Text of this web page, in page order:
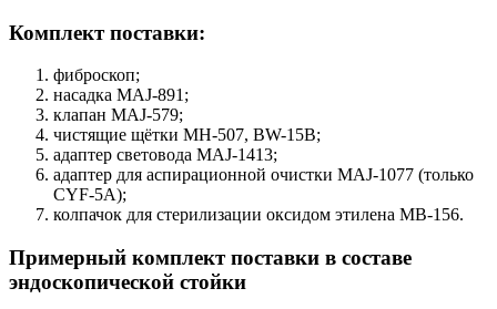
Комплект поставки:
фиброскоп;
насадка MAJ-891;
клапан MAJ-579;
чистящие щётки MH-507, BW-15B;
адаптер световода MAJ-1413;
адаптер для аспирационной очистки MAJ-1077 (только
CYF-5A);
колпачок для стерилизации оксидом этилена MB-156.
Примерный комплект поставки в составе
эндоскопической стойки